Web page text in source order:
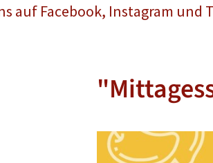
auf Facebook, Instagram und